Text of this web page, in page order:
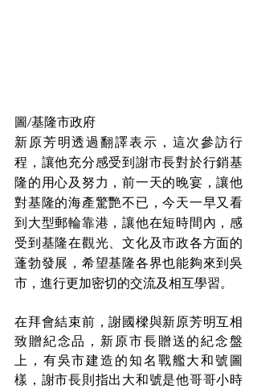
圖/基隆市政府
新原芳明透過翻譯表示，這次參訪行
程，讓他充分感受到謝市長對於行銷基
隆的用心及努力，前一天的晚宴，讓他
對基隆的海產驚艷不已，今天一早又看
到大型郵輪靠港，讓他在短時間內，感
受到基隆在觀光、文化及市政各方面的
蓬勃發展，希望基隆各界也能夠來到吳
市，進行更加密切的交流及相互學習。
在拜會結束前，謝國樑與新原芳明互相
致贈紀念品，新原市長贈送的紀念盤
上，有吳市建造的知名戰艦大和號圖
樣，謝市長則指出大和號是他哥哥小時